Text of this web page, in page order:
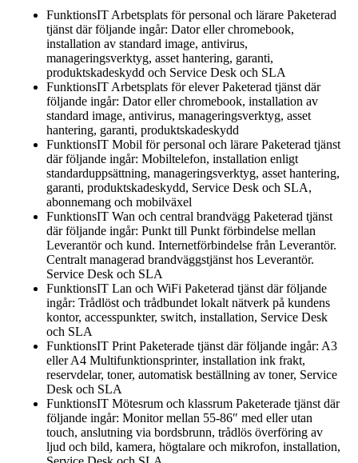
FunktionsIT Arbetsplats för personal och lärare Paketerad
tjänst där följande ingår: Dator eller chromebook,
installation av standard image, antivirus,
manageringsverktyg, asset hantering, garanti,
produktskadeskydd och Service Desk och SLA
FunktionsIT Arbetsplats för elever Paketerad tjänst där
följande ingår: Dator eller chromebook, installation av
standard image, antivirus, manageringsverktyg, asset
hantering, garanti, produktskadeskydd
FunktionsIT Mobil för personal och lärare Paketerad tjänst
där följande ingår: Mobiltelefon, installation enligt
standarduppsättning, manageringsverktyg, asset hantering,
garanti, produktskadeskydd, Service Desk och SLA,
abonnemang och mobilväxel
FunktionsIT Wan och central brandvägg Paketerad tjänst
där följande ingår: Punkt till Punkt förbindelse mellan
Leverantör och kund. Internetförbindelse från Leverantör.
Centralt managerad brandväggstjänst hos Leverantör.
Service Desk och SLA
FunktionsIT Lan och WiFi Paketerad tjänst där följande
ingår: Trådlöst och trådbundet lokalt nätverk på kundens
kontor, accesspunkter, switch, installation, Service Desk
och SLA
FunktionsIT Print Paketerade tjänst där följande ingår: A3
eller A4 Multifunktionsprinter, installation ink frakt,
reservdelar, toner, automatisk beställning av toner, Service
Desk och SLA
FunktionsIT Mötesrum och klassrum Paketerade tjänst där
följande ingår: Monitor mellan 55-86″ med eller utan
touch, anslutning via bordsbrunn, trådlös överföring av
ljud och bild, kamera, högtalare och mikrofon, installation,